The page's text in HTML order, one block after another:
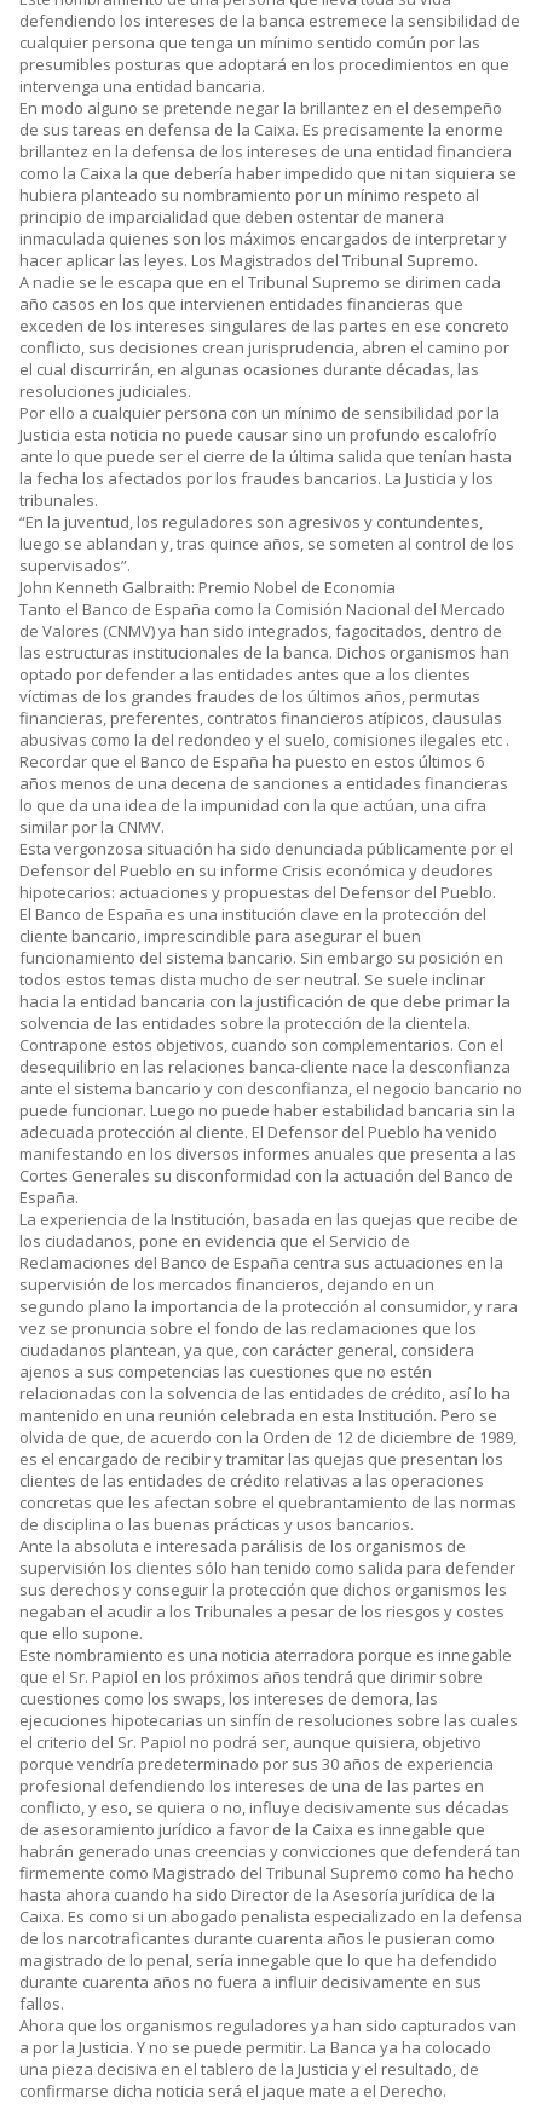
defendiendo los intereses de la banca estremece la sensibilidad de
cualquier persona que tenga un mínimo sentido común por las
presumibles posturas que adoptará en los procedimientos en que
intervenga una entidad bancaria.
En modo alguno se pretende negar la brillantez en el desempeño
de sus tareas en defensa de la Caixa. Es precisamente la enorme
brillantez en la defensa de los intereses de una entidad financiera
como la Caixa la que debería haber impedido que ni tan siquiera se
hubiera planteado su nombramiento por un mínimo respeto al
principio de imparcialidad que deben ostentar de manera
inmaculada quienes son los máximos encargados de interpretar y
hacer aplicar las leyes. Los Magistrados del Tribunal Supremo.
A nadie se le escapa que en el Tribunal Supremo se dirimen cada
año casos en los que intervienen entidades financieras que
exceden de los intereses singulares de las partes en ese concreto
conflicto, sus decisiones crean jurisprudencia, abren el camino por
el cual discurrirán, en algunas ocasiones durante décadas, las
resoluciones judiciales.
Por ello a cualquier persona con un mínimo de sensibilidad por la
Justicia esta noticia no puede causar sino un profundo escalofrío
ante lo que puede ser el cierre de la última salida que tenían hasta
la fecha los afectados por los fraudes bancarios. La Justicia y los
tribunales.
“En la juventud, los reguladores son agresivos y contundentes,
luego se ablandan y, tras quince años, se someten al control de los
supervisados”.
John Kenneth Galbraith: Premio Nobel de Economia
Tanto el Banco de España como la Comisión Nacional del Mercado
de Valores (CNMV) ya han sido integrados, fagocitados, dentro de
las estructuras institucionales de la banca. Dichos organismos han
optado por defender a las entidades antes que a los clientes
víctimas de los grandes fraudes de los últimos años, permutas
financieras, preferentes, contratos financieros atípicos, clausulas
abusivas como la del redondeo y el suelo, comisiones ilegales etc .
Recordar que el Banco de España ha puesto en estos últimos 6
años menos de una decena de sanciones a entidades financieras
lo que da una idea de la impunidad con la que actúan, una cifra
similar por la CNMV.
Esta vergonzosa situación ha sido denunciada públicamente por el
Defensor del Pueblo en su informe Crisis económica y deudores
hipotecarios: actuaciones y propuestas del Defensor del Pueblo.
El Banco de España es una institución clave en la protección del
cliente bancario, imprescindible para asegurar el buen
funcionamiento del sistema bancario. Sin embargo su posición en
todos estos temas dista mucho de ser neutral. Se suele inclinar
hacia la entidad bancaria con la justificación de que debe primar la
solvencia de las entidades sobre la protección de la clientela.
Contrapone estos objetivos, cuando son complementarios. Con el
desequilibrio en las relaciones banca-cliente nace la desconfianza
ante el sistema bancario y con desconfianza, el negocio bancario no
puede funcionar. Luego no puede haber estabilidad bancaria sin la
adecuada protección al cliente. El Defensor del Pueblo ha venido
manifestando en los diversos informes anuales que presenta a las
Cortes Generales su disconformidad con la actuación del Banco de
España.
La experiencia de la Institución, basada en las quejas que recibe de
los ciudadanos, pone en evidencia que el Servicio de
Reclamaciones del Banco de España centra sus actuaciones en la
supervisión de los mercados financieros, dejando en un
segundo plano la importancia de la protección al consumidor, y rara
vez se pronuncia sobre el fondo de las reclamaciones que los
ciudadanos plantean, ya que, con carácter general, considera
ajenos a sus competencias las cuestiones que no estén
relacionadas con la solvencia de las entidades de crédito, así lo ha
mantenido en una reunión celebrada en esta Institución. Pero se
olvida de que, de acuerdo con la Orden de 12 de diciembre de 1989,
es el encargado de recibir y tramitar las quejas que presentan los
clientes de las entidades de crédito relativas a las operaciones
concretas que les afectan sobre el quebrantamiento de las normas
de disciplina o las buenas prácticas y usos bancarios.
Ante la absoluta e interesada parálisis de los organismos de
supervisión los clientes sólo han tenido como salida para defender
sus derechos y conseguir la protección que dichos organismos les
negaban el acudir a los Tribunales a pesar de los riesgos y costes
que ello supone.
Este nombramiento es una noticia aterradora porque es innegable
que el Sr. Papiol en los próximos años tendrá que dirimir sobre
cuestiones como los swaps, los intereses de demora, las
ejecuciones hipotecarias un sinfín de resoluciones sobre las cuales
el criterio del Sr. Papiol no podrá ser, aunque quisiera, objetivo
porque vendría predeterminado por sus 30 años de experiencia
profesional defendiendo los intereses de una de las partes en
conflicto, y eso, se quiera o no, influye decisivamente sus décadas
de asesoramiento jurídico a favor de la Caixa es innegable que
habrán generado unas creencias y convicciones que defenderá tan
firmemente como Magistrado del Tribunal Supremo como ha hecho
hasta ahora cuando ha sido Director de la Asesoría jurídica de la
Caixa. Es como si un abogado penalista especializado en la defensa
de los narcotraficantes durante cuarenta años le pusieran como
magistrado de lo penal, sería innegable que lo que ha defendido
durante cuarenta años no fuera a influir decisivamente en sus
fallos.
Ahora que los organismos reguladores ya han sido capturados van
a por la Justicia. Y no se puede permitir. La Banca ya ha colocado
una pieza decisiva en el tablero de la Justicia y el resultado, de
confirmarse dicha noticia será el jaque mate a el Derecho.